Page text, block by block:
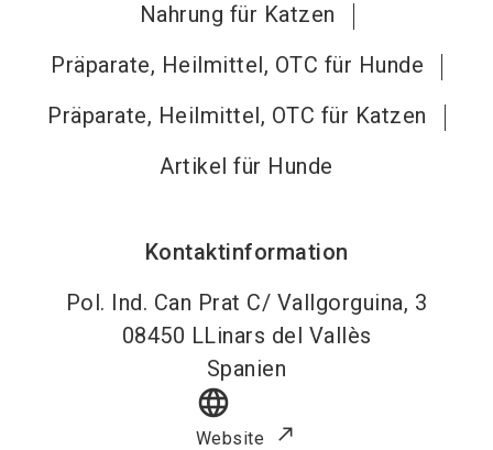
Nahrung für Katzen
Präparate, Heilmittel, OTC für Hunde
Präparate, Heilmittel, OTC für Katzen
Artikel für Hunde
Kontaktinformation
Pol. Ind. Can Prat C/ Vallgorguina, 3
08450 LLinars del Vallès
Spanien
language
Website